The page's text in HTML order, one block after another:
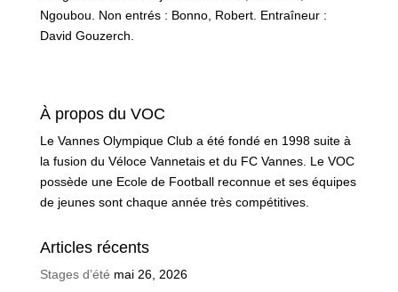
Ngoubou. Non entrés : Bonno, Robert. Entraîneur :
David Gouzerch.
À propos du VOC
Le Vannes Olympique Club a été fondé en 1998 suite à
la fusion du Véloce Vannetais et du FC Vannes. Le VOC
possède une Ecole de Football reconnue et ses équipes
de jeunes sont chaque année très compétitives.
Articles récents
Stages d’été mai 26, 2026